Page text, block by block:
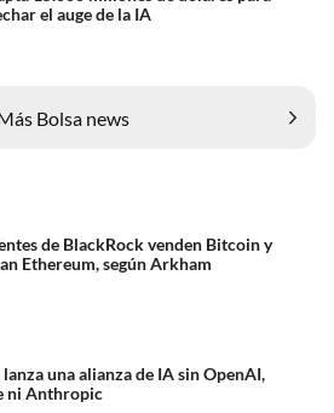
el auge de la IA
Bolsa news
de BlackRock venden Bitcoin y
Ethereum, según Arkham
una alianza de IA sin OpenAI,
ni Anthropic